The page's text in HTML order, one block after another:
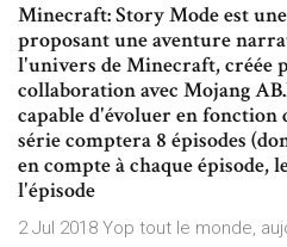
Minecraft: Story Mode est
proposant une aventure
l'univers de Minecraft, créée
collaboration avec Mojang
capable d'évoluer en fonction
série comptera 8 épisodes
en compte à chaque épisode,
l'épisode
2 Jul 2018 Yop tout le monde,